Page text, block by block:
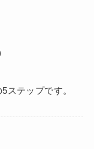
ステップです。